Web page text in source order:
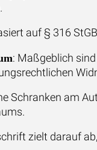
auf § 316
: Maßgeblich
Schranken am
zielt darauf